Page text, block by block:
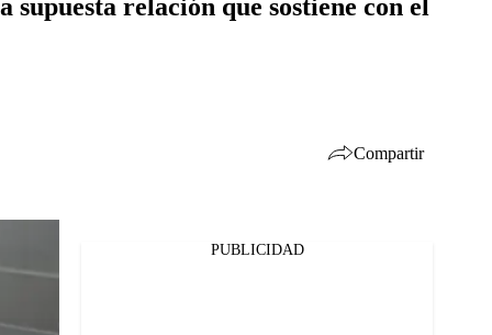
relación que sostiene con el
Compartir
PUBLICIDAD